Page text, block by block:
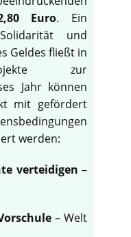
Euro. Ein
und
Geldes fließt in
zur
Jahr können
mit gefördert
werden:
verteidigen –
– Welt